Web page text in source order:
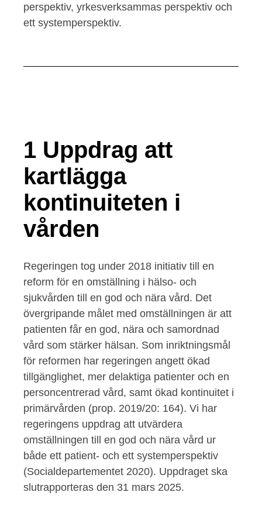
perspektiv, yrkesverksammas perspektiv och
ett systemperspektiv.
1 Uppdrag att
kartlägga
kontinuiteten i
vården
Regeringen tog under 2018 initiativ till en
reform för en omställning i hälso- och
sjukvården till en god och nära vård. Det
övergripande målet med omställningen är att
patienten får en god, nära och samordnad
vård som stärker hälsan. Som inriktningsmål
för reformen har regeringen angett ökad
tillgänglighet, mer delaktiga patienter och en
personcentrerad vård, samt ökad kontinuitet i
primärvården (prop. 2019/20: 164). Vi har
regeringens uppdrag att utvärdera
omställningen till en god och nära vård ur
både ett patient- och ett systemperspektiv
(Socialdepartementet 2020). Uppdraget ska
slutrapporteras den 31 mars 2025.